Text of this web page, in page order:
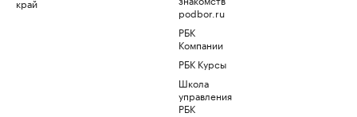
podbor.ru
РБК
Компании
РБК Курсы
Школа
управления
РБК